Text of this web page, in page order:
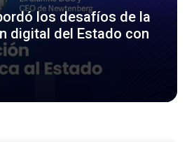
los desafíos de la
digital del Estado con
Flores abordó los desafíos de la